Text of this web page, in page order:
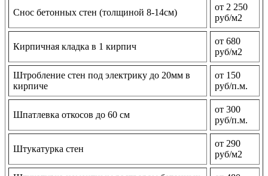
Снос бетонных стен (толщиной 8-14см)
от 2 250
руб/м2
Кирпичная кладка в 1 кирпич
от 680
руб/м2
Штробление стен под электрику до 20мм в
кирпиче
от 150
руб/п.м.
Шпатлевка откосов до 60 см
от 300
руб/п.м.
Штукатурка стен
от 290
руб/м2